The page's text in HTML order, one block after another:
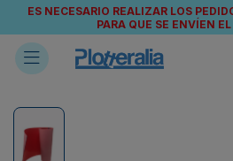
ES NECESARIO REALIZAR LOS
PARA QUE SE ENVÍEN